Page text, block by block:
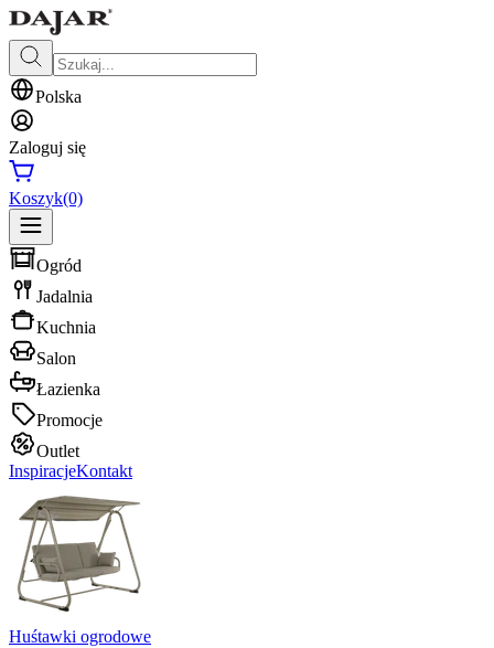
Polska
Zaloguj się
Koszyk(0)
Ogród
Jadalnia
Kuchnia
Salon
Łazienka
Promocje
Outlet
InspiracjeKontakt
Huśtawki ogrodowe